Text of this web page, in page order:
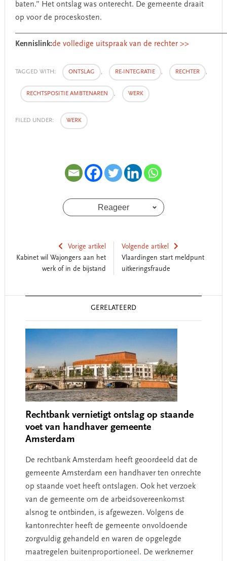
baten.” Het ontslag was onterecht. De gemeente draait
op voor de proceskosten.
Kennislink:de volledige uitspraak van de rechter >>
TAGGED WITH: ONTSLAG , RE-INTEGRATIE , RECHTER ,
RECHTSPOSITIE AMBTENAREN , WERK
FILED UNDER: WERK
Reageer
Vorige artikel
Kabinet wil Wajongers aan het
werk of in de bijstand
Volgende artikel
Vlaardingen start meldpunt
uitkeringsfraude
GERELATEERD
Rechtbank vernietigt ontslag op staande
voet van handhaver gemeente
Amsterdam
De rechtbank Amsterdam heeft geoordeeld dat de
gemeente Amsterdam een handhaver ten onrechte
op staande voet heeft ontslagen. Ook het verzoek
van de gemeente om de arbeidsovereenkomst
alsnog te ontbinden, is afgewezen. Volgens de
kantonrechter heeft de gemeente onvoldoende
zorgvuldig gehandeld en waren de opgelegde
maatregelen buitenproportioneel. De werknemer